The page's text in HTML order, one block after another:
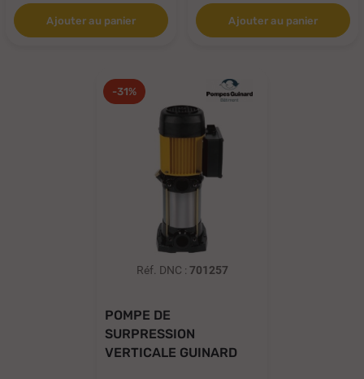
Ajouter au panier Ajouter au panier
-31%
Réf. DNC : 701257
POMPE DE
SURPRESSION
VERTICALE GUINARD